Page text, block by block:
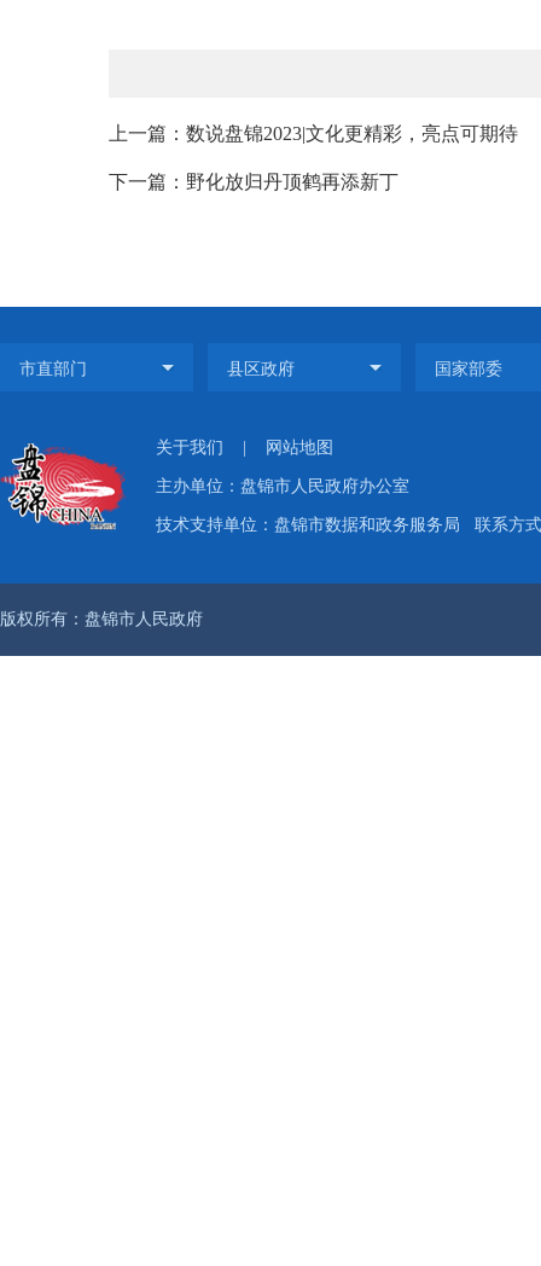
上一篇：数说盘锦2023|文化更精彩，亮点可期待
下一篇：野化放归丹顶鹤再添新丁
关于我们 网站地图
主办单位：盘锦市人民政府办公室
技术支持单位：盘锦市数据和政务服务局 联系方
版权所有：盘锦市人民政府